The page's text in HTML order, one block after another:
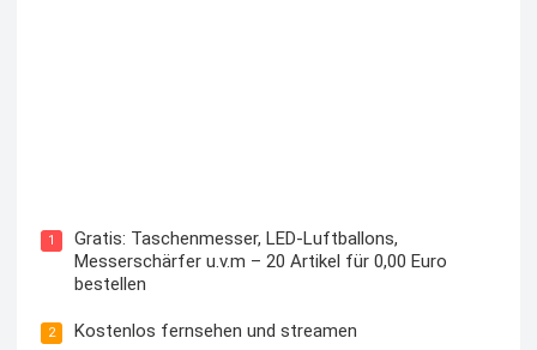
1
Gratis: Taschenmesser, LED-Luftballons,
Messerschärfer u.v.m – 20 Artikel für 0,00 Euro
bestellen
2 Kostenlos fernsehen und streamen